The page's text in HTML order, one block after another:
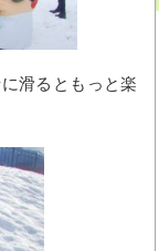
滑るともっと楽